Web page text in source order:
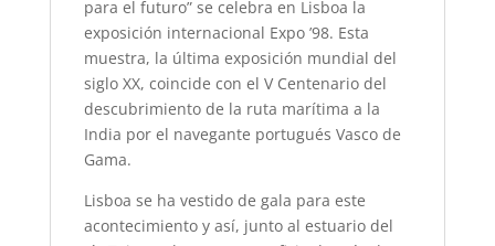
para el futuro” se celebra en Lisboa la
exposición internacional Expo ’98. Esta
muestra, la última exposición mundial del
siglo XX, coincide con el V Centenario del
descubrimiento de la ruta marítima a la
India por el navegante portugués Vasco de
Gama.
Lisboa se ha vestido de gala para este
acontecimiento y así, junto al estuario del